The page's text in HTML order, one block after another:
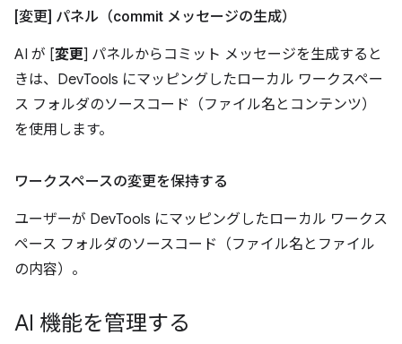
[変更] パネル（commit メッセージの生成）
AI が [変更] パネルからコミット メッセージを生成すると
きは、DevTools にマッピングしたローカル ワークスペー
ス フォルダのソースコード（ファイル名とコンテンツ）
を使用します。
ワークスペースの変更を保持する
ユーザーが DevTools にマッピングしたローカル ワークス
ペース フォルダのソースコード（ファイル名とファイル
の内容）。
AI 機能を管理する